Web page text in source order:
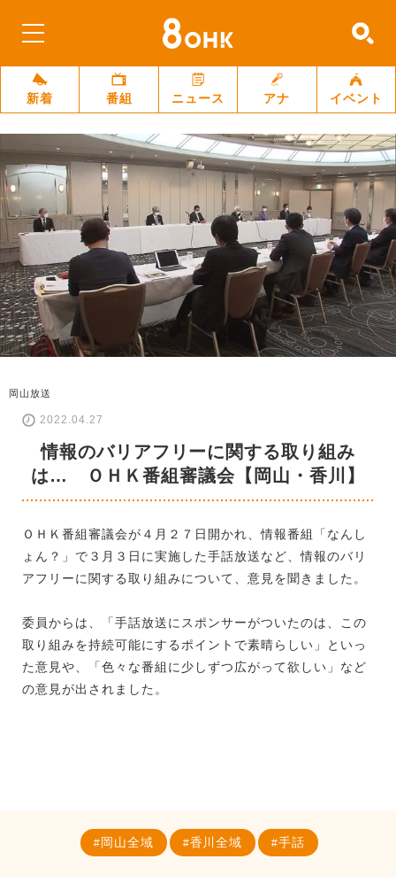
新着 番組 ニュース アナ イベント
岡山放送
2022.04.27
情報のバリアフリーに関する取り組み
は… ＯＨＫ番組審議会【岡山・香川】
ＯＨＫ番組審議会が４月２７日開かれ、情報番組「なんし
ょん？」で３月３日に実施した手話放送など、情報のバリ
アフリーに関する取り組みについて、意見を聞きました。
委員からは、「手話放送にスポンサーがついたのは、この
取り組みを持続可能にするポイントで素晴らしい」といっ
た意見や、「色々な番組に少しずつ広がって欲しい」など
の意見が出されました。
岡山全域 香川全域 手話